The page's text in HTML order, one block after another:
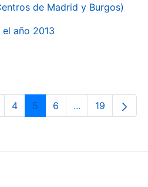
de Madrid y Burgos)
año 2013
Pages Use TAB to
Page
4 Page
5 Page
6 ...Intermediate
Page
19